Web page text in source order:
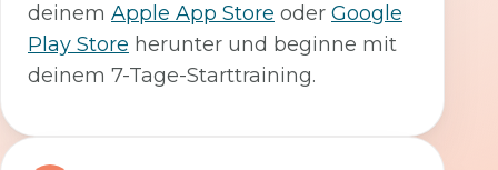
deinem Apple App Store oder Google
Play Store herunter und beginne mit
deinem 7-Tage-Starttraining.